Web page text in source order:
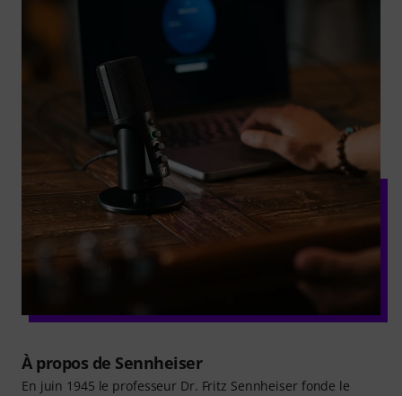
À propos de Sennheiser
En juin 1945 le professeur Dr. Fritz Sennheiser fonde le